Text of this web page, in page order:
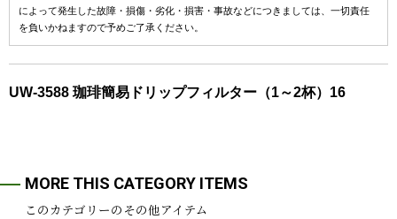
によって発生した故障・損傷・劣化・損害・事故などにつきましては、一切責任
を負いかねますので予めご了承ください。
UW-3588 珈琲簡易ドリップフィルター（1～2杯）16
MORE THIS CATEGORY ITEMS
このカテゴリーのその他アイテム